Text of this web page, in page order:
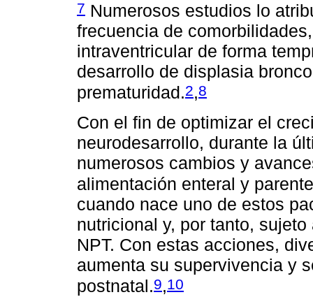
7 Numerosos estudios lo
frecuencia de
intraventricular de forma
desarrollo de displasia
prematuridad.2,8
Con el fin de optimizar el
neurodesarrollo, durante la
numerosos cambios y
alimentación enteral y
cuando nace uno de estos
nutricional y, por tanto,
NPT. Con estas acciones,
aumenta su supervivencia y
postnatal.9,10